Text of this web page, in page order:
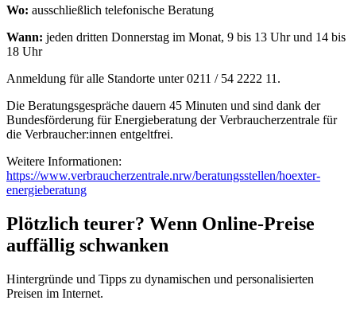
Wo: ausschließlich telefonische Beratung
Wann: jeden dritten Donnerstag im Monat, 9 bis 13 Uhr und 14 bis
18 Uhr
Anmeldung für alle Standorte unter 0211 / 54 2222 11.
Die Beratungsgespräche dauern 45 Minuten und sind dank der
Bundesförderung für Energieberatung der Verbraucherzentrale für
die Verbraucher:innen entgeltfrei.
Weitere Informationen:
https://www.verbraucherzentrale.nrw/beratungsstellen/hoexter-
energieberatung
Plötzlich teurer? Wenn Online-Preise
auffällig schwanken
Hintergründe und Tipps zu dynamischen und personalisierten
Preisen im Internet.